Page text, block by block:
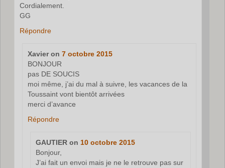
Cordialement.
GG
Répondre
Xavieron 7 octobre 2015
BONJOUR
pas DE SOUCIS
moi même, j’ai du mal à suivre, les vacances de la
Toussaint vont bientôt arrivées
merci d’avance
Répondre
GAUTIER on 10 octobre 2015
Bonjour,
J’ai fait un envoi mais je ne le retrouve pas sur